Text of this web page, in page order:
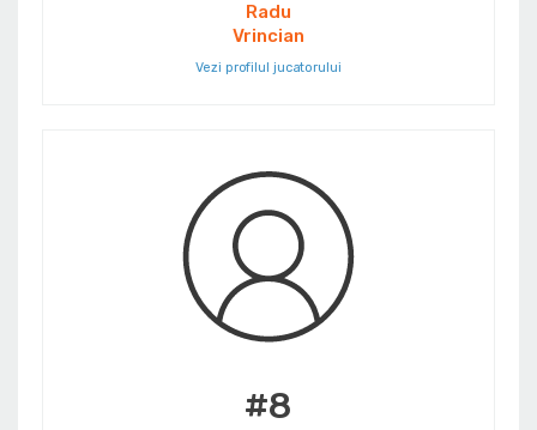
Radu
Vrincian
Vezi profilul jucatorului
#8